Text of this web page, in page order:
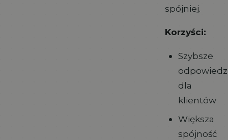
spójniej.
Korzyści:
Szybsze
dla
klientów
Większa
spójność